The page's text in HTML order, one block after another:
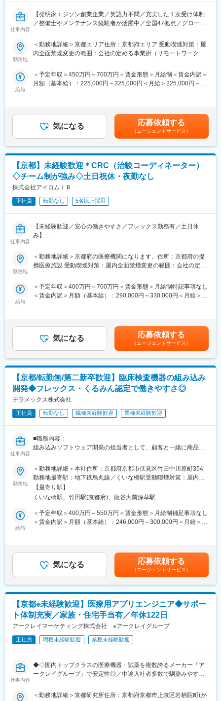
に前進していきます。
セキュリティレビュー・設計段階でのアドバイザリ
最新の攻撃手法や脆弱性情報の調査
◎自社プロダクトのセキュリティを上流から改善できる
単なる脆弱性診断にとどまらず、設計・開発プロセスそのものへ
◎IoT × アプリ開発という成長領域で経験を積むことができる
IoTデバイスとアプリケーションが連携するプロダクトを対象とし
ュリティ経験を積むことができます。
◎高度セキュリティ資格保有者が活躍できる環境
高度セキュリティ資格保有者が活躍しており、専門知識を正当に
評価され、レベルの高い議論・改善を推進できる技術志向の環境
が整っています。
■組織構成：
主にプロダクト開発を行うメンバー正社員14名のチームとなりま
す。
部門も同拠点勤務となるため、部門を超えたコミュニケーション
も取りやすい環境となります。
変更の範囲：会社の定める業務
仕事内容
【発明家エジソン創業企業／英語力不問／充実した１次受け体制
／整備士やメンテナンス経験者が活躍中／全国47拠点／グローバ
■業務内容：
医療画像診断装置（CT,MRI）、超音波診断装置や麻酔器
（LCS）、生体モニターを展開する同社のサービスステーション
・医療装置の保守 修理、点検等メンテナンス
・機器導入後の技術支援や購入前後のサポート
■就業環境：年間を通しての残業時間は平均して30～40時間とな
っており、夜間の対応につきましては月1, 2回のペースです。一次
対応はコールセンターが行い、現場での対応が必要な場合のみ、
夜間出勤をします。夜間・休日の出勤はスキルを備えられたこと
が確認できたのちに入ることになりますので、新人の内から対応
を求められることはありません。
■サポート体制：不明な点は本部アプリケーションエンジニアおよ
びテクニカルサポートエンジニアがいるため、最初は専門的な知
識はそこまで持っていなくても大丈夫です。スキルを備えたあと
呼び出し手当、待機手当、時間外出勤手当などはしっかり完備さ
れております。
て育成を行います。過去にも未経験の方も多く入社していますの
でご安心ください。
都合の退職も3~5％と大手日系メーカーと同様に非常に長く働け
る環境です。
内公募制度によりサービスマネージャーとして現場のマネジメン
ト、本社工場での製品開発・改良、サービス体制の仕組み作りな
ど積極的なキャリア構築が可能です。
変更の範囲：会社の定める業務
勤務地
＜勤務地詳細＞京都エリア住所：京都府エリア 受動喫煙対策：屋
内全面禁煙変更の範囲：会社の定める事業所（リモートワーク含
給与
＜予定年収＞450万円～700万円＜賃金形態＞月給制＜賃金内訳＞
月額（基本給）：225,000円～325,000円＜月給＞225,000円～
までも目安の金額であり、選考を通じて上下する可能性がありま
す。月給(月額)は固定手当を含めた表記です。賃金はあくまでも目
安の金額であり、選考を通じて上下する可能性があります。月給
(月額)は固定手当を含めた表記です。
気になる 応募依頼する
（エージェントサービス）
【京都】未経験歓迎＊CRC（治験コーディネーター）
◇チーム制が強み◇土日祝休・夜勤なし
株式会社アイロムＩＲ
正社員 転勤なし 5名以上採用
仕事内容
【未経験歓迎／安心の働きやすさ／フレックス勤務有／土日休
み】
■業務詳細／治験コーディネーター（CRCって何？）
新しい薬や治療法が安全で効果的かどうかを確かめるための臨床
試験（治験）をサポートする仕事です。
＜具体的に＞
患者さんが治験に参加する手続きを助けたり、治験中のデータを
治験が成功するためにはCRCの役割が非常に重要で、医療の進歩
に貢献できるやりがいのある仕事です。
※担当する医療機関に常駐しての業務となります。
■治験コーディネーターで得られるスキル：
（1）コミュニケーション力：
患者さんに治験の内容をわかりやすく説明したり、医師や看護師
と連携することで伝える力が身に付きます。
（2）スケジュール管理力：
治験には決まった検査や診察の予定があるため、患者さんが無理
薬の種類や副作用、検査の内容など、医療に関する知識が自然と
増えていきます。薬剤師や看護師と話す機会も多いため学ぶこと
（4）パソコンや書類の整理力：
検査の結果を記録したり、書類をまとめたりする仕事もありま
す。パソコンの使い方や、正確に記録する力が身につきます。
（5）チームで働く力：
治験は医師、看護師、薬剤師など、いろんな職種の人と協力して
進めるので、チームワークの大切さを学べます。
残業時間も月10時間程度、産休育休の取得実績も多数あり、育児
手当もございます。
CRC社内認定制度を採用し、継続研修を充実させることで常に新
しい知識を身につけ、スキルアップできる環境を用意していま
す。
■キャリアステップ：
CRCとして幅広い経験を積むことや、スペシャリストとして特定
の疾患領域の専門的な経験を積んでいくことも可能です。
また、グループの垣根を超えCRCからSMAやCRAへのキャリアチ
ェンジ、事業の枠をこえ新たなキャリアにチャレンジされている
方もいらっしゃいます。
変更の範囲：会社の定める業務
勤務地
＜勤務地詳細＞京都府の医療機関になります。住所：京都府の提
携医療施設 受動喫煙対策：屋内全面禁煙変更の範囲：会社の定め
給与
＜予定年収＞400万円～700万円＜賃金形態＞月給制特記事項なし
＜賃金内訳＞月額（基本給）：290,000円～330,000円＜月給＞
があります。月給(月額)は固定手当を含めた表記です。
気になる 応募依頼する
（エージェントサービス）
【京都/転勤無/第二新卒歓迎】臨床検査機器の組み込み
開発◆フレックス・くるみん認定で働きやすさ◎
テラメックス株式会社
正社員 転勤なし 職種未経験歓迎 業種未経験歓迎
仕事内容
■職務内容：
組み込みソフトウェア開発の担当者として、顧客と一緒に商品仕
定、開発、設計、評価、量試などをお任せします。
■同社の製品フロー：
顧客から依頼された商品イメージを２～3年かけて、顧客と一緒に
企画、そして弊社で機器開発/設計を行い、顧客評価承認後、弊社
の責任のもと協力会社で量産化までを担当します。
■組織構成：
中には関東などの出身者もおり、働きやすさと技術力・実績など
に魅力を感じ全国の機電メーカーなどからエンジニアが入社して
います。
当社は2019年に社員の心身の健康に寄り添う経営を行う企業に与
えられる「健康経営優良企業」に認定されました。実際の会社全
体の月平均残業は3.1時間、フレックスタイム制や時間単位の有
給、技術者にも在宅勤務を採用しています。来年にはくるみんを
いきます。具体的には福利厚生や待遇の改善を行ったり、確定拠
出型年金の金額も上げたいと考えています。また、女性技術者も
す。
開発メーカーとして常に安定した技術力が発揮できるよう、社員
勤務地
＜勤務地詳細＞本社住所：京都府京都市伏見区竹田中川原町354
勤務地最寄駅：地下鉄烏丸線／くいな橋駅受動喫煙対策：屋内全
面禁煙
【最寄り駅】
くいな橋駅、竹田駅(京都府)、龍谷大前深草駅
給与
＜予定年収＞400万円～550万円＜賃金形態＞月給制補足事項なし
＜賃金内訳＞月額（基本給）：246,000円～300,000円＜月給＞
す。賃金はあくまでも目安の金額であり、選考を通じて上下する
可能性があります。月給(月額)は固定手当を含めた表記です。
気になる 応募依頼する
（エージェントサービス）
【京都※未経験歓迎】医療用アプリエンジニア◆サポー
ト体制充実／家族・住宅手当有／年休122日
アークレイマーケティング株式会社 ※アークレイグループ
正社員 職種未経験歓迎 業種未経験歓迎
仕事内容
◆◇国内トップクラスの医療機器・試薬を複数誇るメーカー「ア
ークレイグループ」で安定性◎／中途入社者多数で馴染みやすい
有り◆◇
＜勤務地詳細＞京都研究所住所：京都府京都市上京区岩栖院町(が